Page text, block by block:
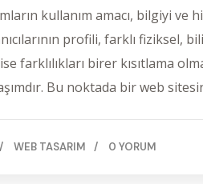
kullanım amacı, bilgiyi ve
profili, farklı fiziksel,
farklılıkları birer kısıtlama
Bu noktada bir web
/ WEB TASARIM / 0 YORUM